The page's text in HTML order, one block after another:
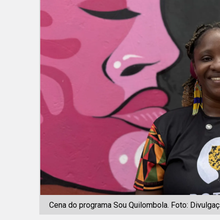
Cena do programa Sou Quilombola. Foto: